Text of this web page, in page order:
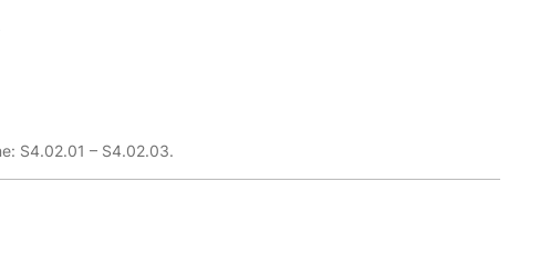
S4.02.01 – S4.02.03.